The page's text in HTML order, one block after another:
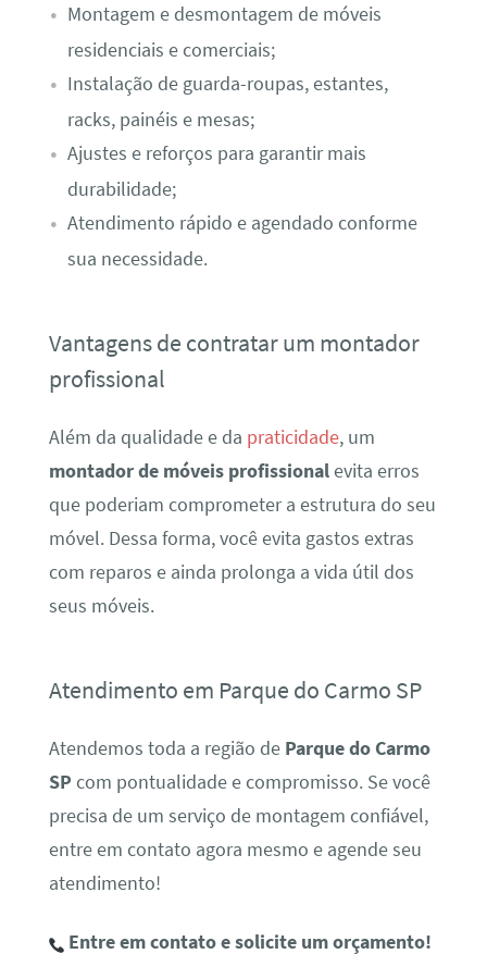
Montagem e desmontagem de móveis
residenciais e comerciais;
Instalação de guarda-roupas, estantes,
racks, painéis e mesas;
Ajustes e reforços para garantir mais
durabilidade;
Atendimento rápido e agendado conforme
sua necessidade.
Vantagens de contratar um montador
profissional
Além da qualidade e da praticidade, um
montador de móveis profissionalevita erros
que poderiam comprometer a estrutura do seu
móvel. Dessa forma, você evita gastos extras
com reparos e ainda prolonga a vida útil dos
seus móveis.
Atendimento em Parque do Carmo SP
Atendemos toda a região de Parque do Carmo
SP com pontualidade e compromisso. Se você
precisa de um serviço de montagem confiável,
entre em contato agora mesmo e agende seu
atendimento!
Entre em contato e solicite um orçamento!